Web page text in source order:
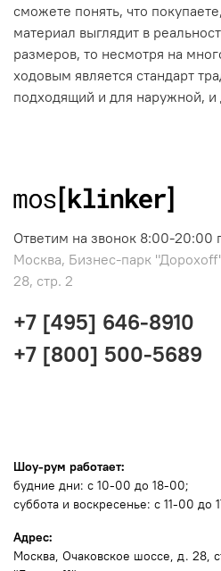
сможете понять, что
материал выглядит в
размеров, то несмотря на
ходовым является стандарт
подходящий и для наружной, и
Ответим на звонок 8:00-20:00
Москва, Бизнес-парк
28, стр. 2
+7 [495] 646-8910
+7 [800] 500-5689
Шоу-рум работает:
будние дни: с 10-00 до 18-00;
суббота и воскресенье: с 11-00 до
Адрес:
Москва, Очаковское шоссе, д. 28,